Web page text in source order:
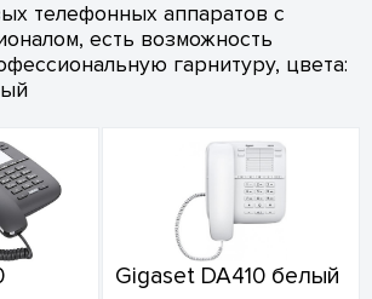
телефонных аппаратов с
есть возможность
гарнитуру, цвета:
Gigaset DA410 белый